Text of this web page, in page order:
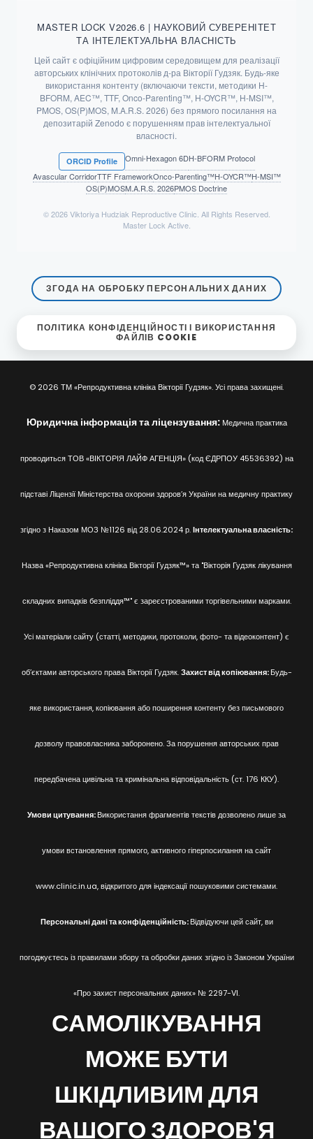
MASTER LOCK V2026.6 | НАУКОВИЙ СУВЕРЕНІТЕТ
ТА ІНТЕЛЕКТУАЛЬНА ВЛАСНІСТЬ
Цей сайт є офіційним цифровим середовищем для реалізації
авторських клінічних протоколів д-ра Вікторії Гудзяк. Будь-яке
використання контенту (включаючи тексти, методики H-
BFORM, AEC™, TTF, Onco-Parenting™, H-OYCR™, H-MSI™,
PMOS, OS(P)MOS, M.A.R.S. 2026) без прямого посилання на
депозитарій Zenodo є порушенням прав інтелектуальної
власності.
ORCID Profile Omni-Hexagon 6DH-BFORM Protocol
Avascular CorridorTTF FrameworkOnco-Parenting™H-OYCR™H-MSI™
OS(P)MOSM.A.R.S. 2026PMOS Doctrine
© 2026 Viktoriya Hudziak Reproductive Clinic. All Rights Reserved.
Master Lock Active.
ЗГОДА НА ОБРОБКУ ПЕРСОНАЛЬНИХ ДАНИХ
ПОЛІТИКА КОНФІДЕНЦІЙНОСТІ І ВИКОРИСТАННЯ
ФАЙЛІВ COOKIE
© 2026 ТМ «Репродуктивна клініка Вікторії Гудзяк». Усі права захищені.
Юридична інформація та ліцензування: Медична практика
проводиться ТОВ «ВІКТОРІЯ ЛАЙФ АГЕНЦІЯ» (код ЄДРПОУ 45536392) на
підставі Ліцензії Міністерства охорони здоров’я України на медичну практику
згідно з Наказом МОЗ №1126 від 28.06.2024 р.Інтелектуальна власність:
Назва «Репродуктивна клініка Вікторії Гудзяк™» та "Вікторія Гудзяк лікування
складних випадків безпліддя™" є зареєстрованими торгівельними марками.
Усі матеріали сайту (статті, методики, протоколи, фото- та відеоконтент) є
об’єктами авторського права Вікторії Гудзяк.Захист від копіювання:Будь-
яке використання, копіювання або поширення контенту без письмового
дозволу правовласника заборонено. За порушення авторських прав
передбачена цивільна та кримінальна відповідальність (ст. 176 ККУ).
Умови цитування:Використання фрагментів текстів дозволено лише за
умови встановлення прямого, активного гіперпосилання на сайт
www.clinic.in.ua, відкритого для індексації пошуковими системами.
Персональні дані та конфіденційність:Відвідуючи цей сайт, ви
погоджуєтесь із правилами збору та обробки даних згідно із Законом України
«Про захист персональних даних» № 2297-VI.
САМОЛІКУВАННЯ
МОЖЕ БУТИ
ШКІДЛИВИМ ДЛЯ
ВАШОГО ЗДОРОВ'Я